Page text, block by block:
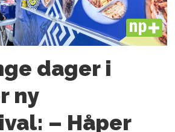
PLUS
dager i
ny
– Håper